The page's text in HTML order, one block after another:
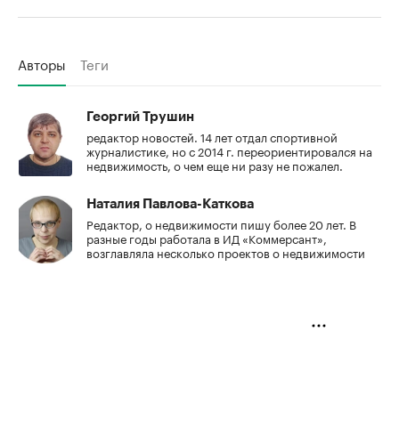
Авторы Теги
Георгий Трушин
редактор новостей. 14 лет отдал спортивной
журналистике, но с 2014 г. переориентировался на
недвижимость, о чем еще ни разу не пожалел.
Наталия Павлова-Каткова
Редактор, о недвижимости пишу более 20 лет. В
разные годы работала в ИД «Коммерсант»,
возглавляла несколько проектов о недвижимости